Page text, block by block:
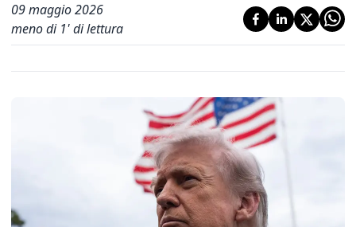
09 maggio 2026
meno di 1' di lettura